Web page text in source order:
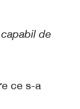
capabil de
ce s-a